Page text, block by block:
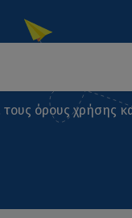
τους όρους χρήσης